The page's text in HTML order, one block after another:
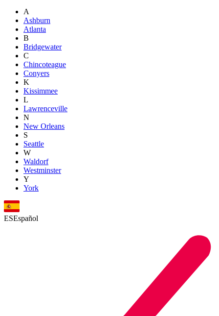
A
Ashburn
Atlanta
B
Bridgewater
C
Chincoteague
Conyers
K
Kissimmee
L
Lawrenceville
N
New Orleans
S
Seattle
W
Waldorf
Westminster
Y
York
ESEspañol